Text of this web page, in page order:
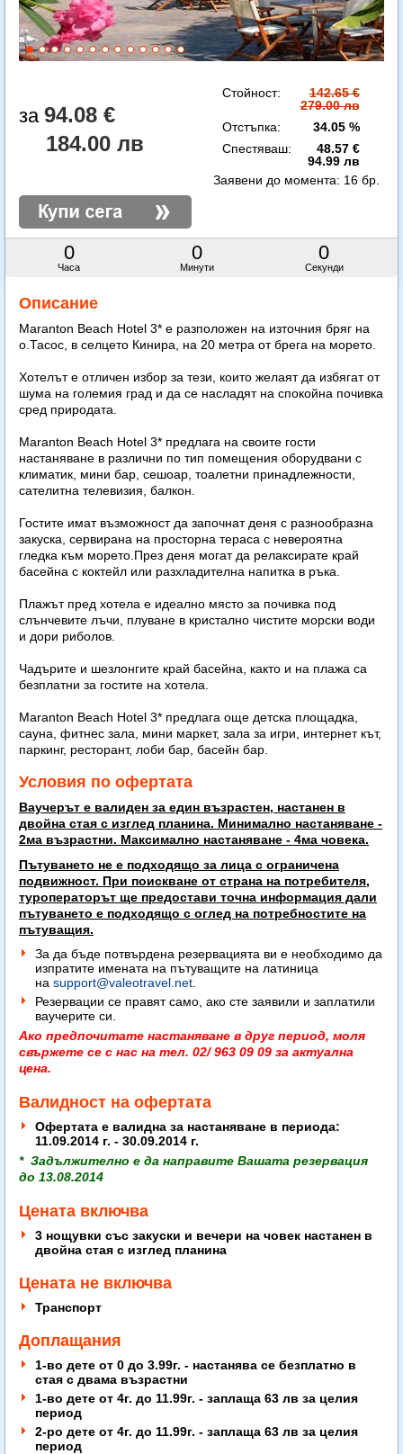
94.08 €
184.00 лв
Стойност:
142.65 €
279.00 лв
Отстъпка:
34.05 %
Спестяваш:
48.57 €
94.99 лв
0
Часа
0
Минути
0
Секунди
Заявени до момента: 16 бр.
Описание
Maranton Beach Hotel 3* е разположен на източния бряг на
о.Тасос, в селцето Кинира, на 20 метра от брега на морето.
Хотелът е отличен избор за тези, които желаят да избягат от
шума на големия град и да се насладят на спокойна почивка
сред природата.
Maranton Beach Hotel 3* предлага на своите гости
настаняване в различни по тип помещения оборудвани с
климатик, мини бар, сешоар, тоалетни принадлежности,
сателитна телевизия, балкон.
Гостите имат възможност да започнат деня с разнообразна
закуска, сервирана на просторна тераса с невероятна
гледка към морето.През деня могат да релаксирате край
басейна с коктейл или разхладителна напитка в ръка.
Плажът пред хотела е идеално място за почивка под
слънчевите лъчи, плуване в кристално чистите морски води
и дори риболов.
Чадърите и шезлонгите край басейна, както и на плажа са
безплатни за гостите на хотела.
Maranton Beach Hotel 3* предлага още детска площадка,
сауна, фитнес зала, мини маркет, зала за игри, интернет кът,
паркинг, ресторант, лоби бар, басейн бар.
Условия по офертата
Ваучерът е валиден за един възрастен, настанен в
двойна стая с изглед планина. Минимално настаняване -
2ма възрастни. Максимално настаняване - 4ма човека.
Пътуването не е подходящо за лица с ограничена
подвижност. При поискване от страна на потребителя,
туроператорът ще предостави точна информация дали
пътуването е подходящо с оглед на потребностите на
пътуващия.
За да бъде потвърдена резервацията ви е необходимо да
изпратите имената на пътуващите на латиница
на support@valeotravel.net
Резервации се правят само, ако сте заявили и заплатили
ваучерите си.
Ако предпочитате настаняване в друг период, моля
свържете се с нас на тел. 02/ 963 09 09 за актуална
цена.
Валидност на офертата
Офертата е валидна за настаняване в периода:
11.09.2014 г. - 30.09.2014 г.
* Задължително е да направите Вашата резервация
до 13.08.2014
Цената включва
3 нощувки със закуски и вечери на човек настанен в
двойна стая с изглед планина
Цената не включва
Транспорт
Доплащания
1-во дете от 0 до 3.99г. - настанява се безплатно в
стая с двама възрастни
1-во дете от 4г. до 11.99г. - заплаща 63 лв за целия
период
2-ро дете от 4г. до 11.99г. - заплаща 63 лв за целия
период